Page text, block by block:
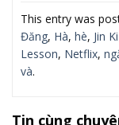
This entry was
Đăng, Hà, hè, Jin
Lesson, Netflix,
và.
Tin cùng